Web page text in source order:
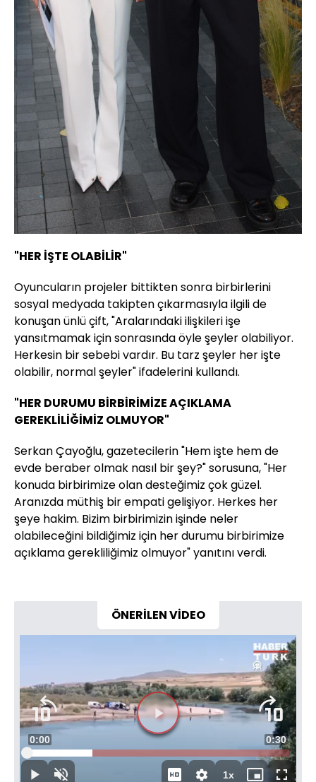
"HER İŞTE OLABİLİR"
Oyuncuların projeler bittikten sonra birbirlerini
sosyal medyada takipten çıkarmasıyla ilgili de
konuşan ünlü çift, "Aralarındaki ilişkileri işe
yansıtmamak için sonrasında öyle şeyler olabiliyor.
Herkesin bir sebebi vardır. Bu tarz şeyler her işte
olabilir, normal şeyler" ifadelerini kullandı.
"HER DURUMU BİRBİRİMİZE AÇIKLAMA
GEREKLİLİĞİMİZ OLMUYOR"
Serkan Çayoğlu, gazetecilerin "Hem işte hem de
evde beraber olmak nasıl bir şey?" sorusuna, "Her
konuda birbirimize olan desteğimiz çok güzel.
Aranızda müthiş bir empati gelişiyor. Herkes her
şeye hakim. Bizim birbirimizin işinde neler
olabileceğini bildiğimiz için her durumu birbirimize
açıklama gerekliliğimiz olmuyor" yanıtını verdi.
ÖNERİLEN VİDEO
Videoyu
Oynat
OynatSesi
Süre
0:00 Toplam
Süre
0:30
Yüklendi:
24.92%
1xOynatma
Mini Tam